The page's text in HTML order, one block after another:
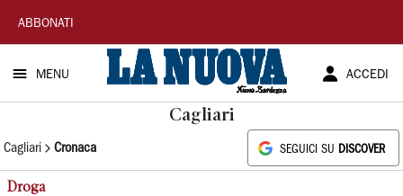
La
Nuova
Sardegna
ABBONATI
MENU ACCEDI
Cagliari
Cagliari Cronaca SEGUICI SU DISCOVER
Droga